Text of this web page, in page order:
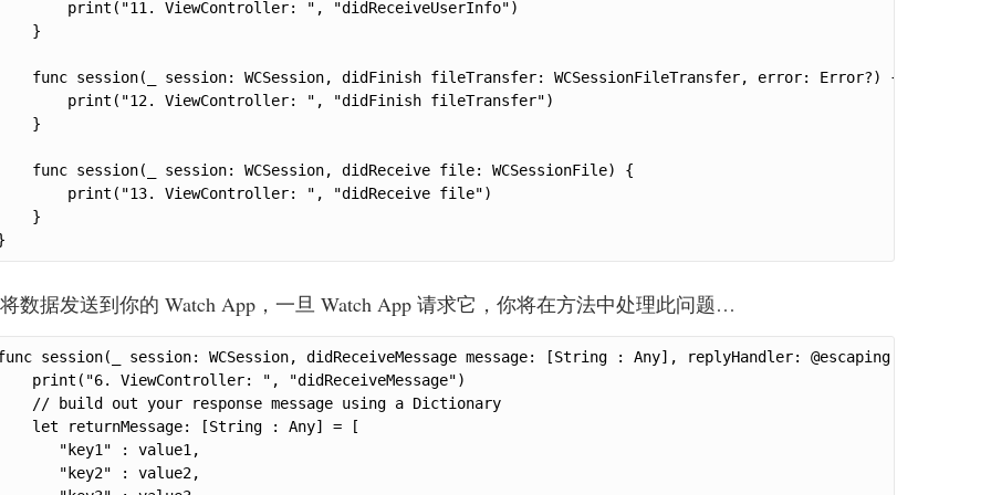
print("11. ViewController: ", "didReceiveUserInfo")
}
func session(_ session: WCSession, didFinish fileTransfer: WCSessionFileTransfer, error: Error?) {
print("12. ViewController: ", "didFinish fileTransfer")
}
func session(_ session: WCSession, didReceive file: WCSessionFile) {
print("13. ViewController: ", "didReceive file")
}
数据发送到你的 Watch App，一旦 Watch App 请求它，你将在方法中处理此问题…
session(_ session: WCSession, didReceiveMessage message: [String : Any], replyHandler: @escaping
print("6. ViewController: ", "didReceiveMessage")
// build out your response message using a Dictionary
let returnMessage: [String : Any] = [
"key1" : value1,
"key2" : value2,